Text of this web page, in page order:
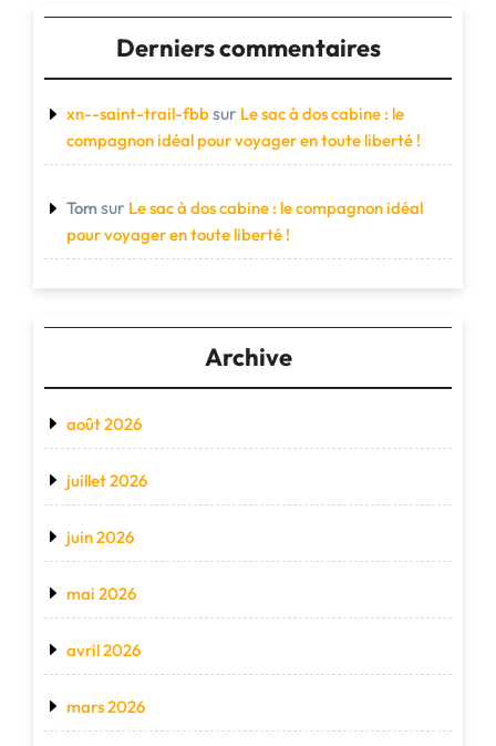
Derniers commentaires
xn--saint-trail-fbbsur Le sac à dos cabine : le
compagnon idéal pour voyager en toute liberté !
Tom sur Le sac à dos cabine : le compagnon idéal
pour voyager en toute liberté !
Archive
août 2026
juillet 2026
juin 2026
mai 2026
avril 2026
mars 2026